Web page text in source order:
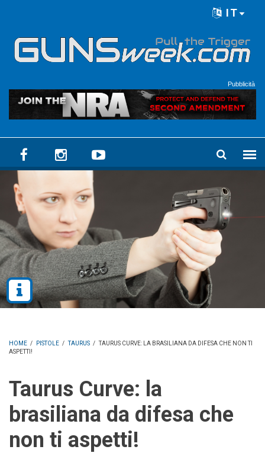
IT
Pubblicità
HOME / PISTOLE / TAURUS / TAURUS CURVE: LA BRASILIANA DA DIFESA CHE NON TI
ASPETTI!
Taurus Curve: la
brasiliana da difesa che
non ti aspetti!